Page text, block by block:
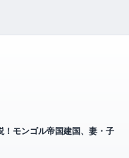
！モンゴル帝国建国、妻・子